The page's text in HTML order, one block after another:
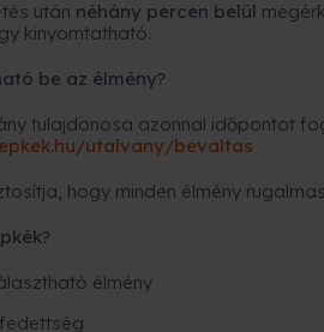
után néhány percen belül
kinyomtatható.
be az élmény?
tulajdonosa azonnal időpontot
utalvany/bevaltas
hogy minden élmény
élmény